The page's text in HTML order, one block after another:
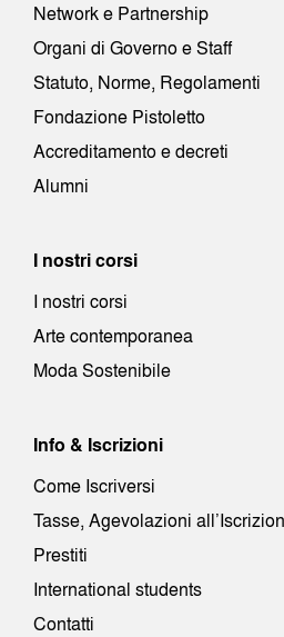
Network e Partnership
Organi di Governo e Staff
Statuto, Norme, Regolamenti
Fondazione Pistoletto
Accreditamento e decreti
Alumni
I nostri corsi
I nostri corsi
Arte contemporanea
Moda Sostenibile
Info & Iscrizioni
Come Iscriversi
Tasse, Agevolazioni
Prestiti
International students
Contatti